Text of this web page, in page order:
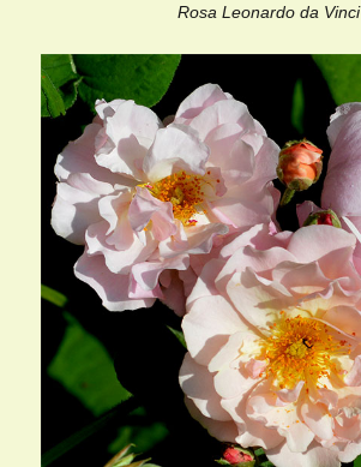
Rosa Leonardo da Vinci